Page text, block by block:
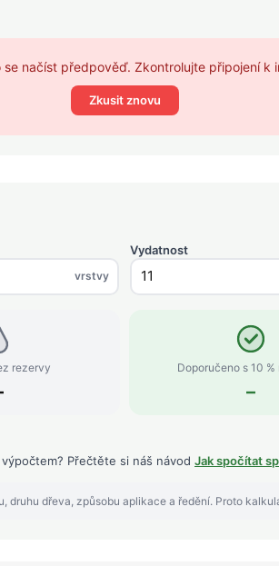
načíst předpověď. Zkontrolujte připojení k
Zkusit znovu
vrstvy
Vydatnost
rezervy Doporučeno s 10
–
Přečtěte si náš návod Jak spočítat
druhu dřeva, způsobu aplikace a ředění. Proto